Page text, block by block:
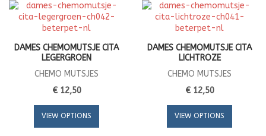
DAMES CHEMOMUTSJE CITA
LEGERGROEN
CHEMO MUTSJES
€ 12,50
VIEW OPTIONS
DAMES CHEMOMUTSJE CITA
LICHTROZE
CHEMO MUTSJES
€ 12,50
VIEW OPTIONS